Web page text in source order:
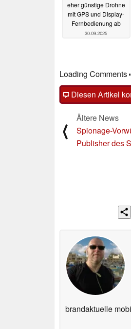
eher günstige Drohne
mit GPS und Display-
Fernbedienung ab
30.09.2025
Loading Comments
Diesen Artikel
⟨
Ältere News
Spionage-
Publisher des
brandaktuelle